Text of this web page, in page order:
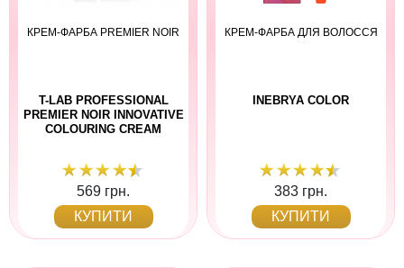
КРЕМ-ФАРБА PREMIER NOIR
T-LAB PROFESSIONAL
PREMIER NOIR INNOVATIVE
COLOURING CREAM
569 грн.
КУПИТИ
КРЕМ-ФАРБА ДЛЯ ВОЛОССЯ
INEBRYA COLOR
383 грн.
КУПИТИ